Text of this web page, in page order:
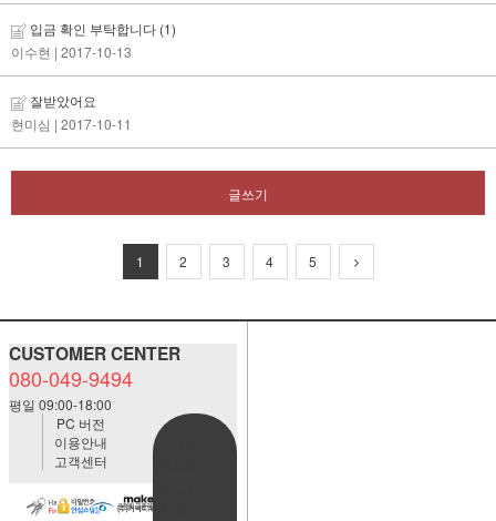
입금 확인 부탁합니다 (1)
이수현 | 2017-10-13
잘받았어요
현미심 | 2017-10-11
글쓰기
1 2 3 4 5
CUSTOMER CENTER
080-049-9494
평일 09:00-18:00
PC 버전
이용안내
고객센터